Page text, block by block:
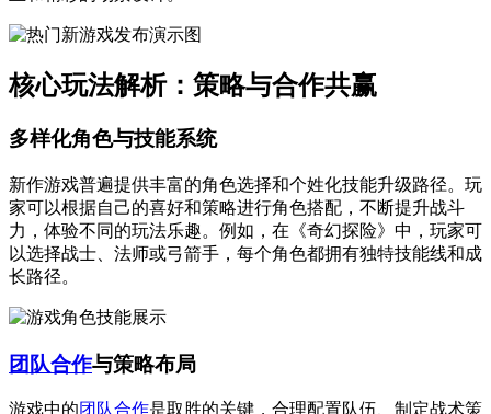
核心玩法解析：策略与合作共赢
多样化角色与技能系统
新作游戏普遍提供丰富的角色选择和个姓化技能升级路径。玩
家可以根据自己的喜好和策略进行角色搭配，不断提升战斗
力，体验不同的玩法乐趣。例如，在《奇幻探险》中，玩家可
以选择战士、法师或弓箭手，每个角色都拥有独特技能线和成
长路径。
团队合作与策略布局
游戏中的团队合作是取胜的关键，合理配置队伍、制定战术策